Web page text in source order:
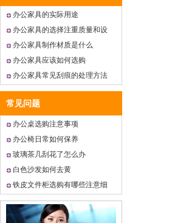
办公家具的实际用途
办公家具的选择注重质量和设
计
办公家具制作材质是什么
办公家具应该如何选购
办公家具常见刮痕的处理方法
常见问题
办公桌选购注意事项
办公椅日常如何保养
玻璃茶几刮花了怎么办
白色沙发如何去黄
铁皮文件柜选购有哪些注意细
节